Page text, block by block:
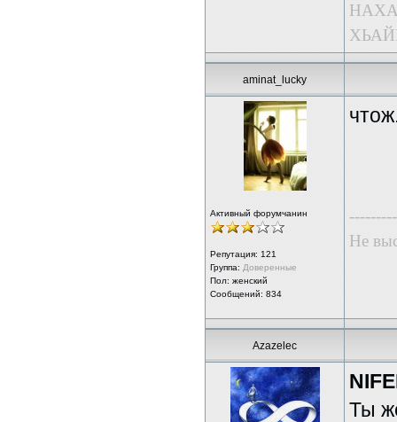
aminat_lucky
Активный форумчанин
Репутация: 121
Группа: Доверенные
Пол: женский
Сообщений: 834
Не
Azazelec
Ты